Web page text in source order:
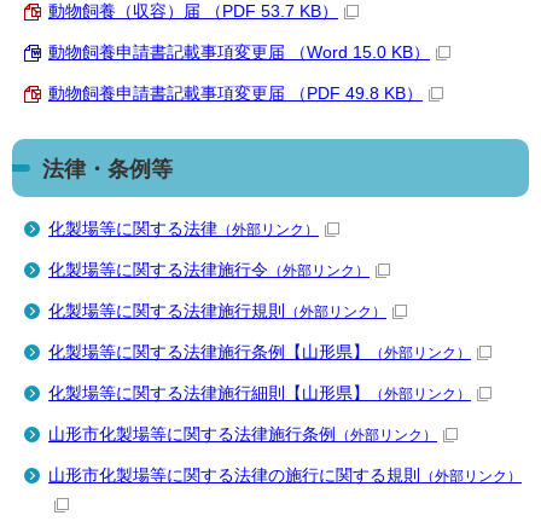
動物飼養（収容）届 （PDF 53.7 KB）
動物飼養申請書記載事項変更届 （Word 15.0 KB）
動物飼養申請書記載事項変更届 （PDF 49.8 KB）
法律・条例等
化製場等に関する法律 （外部リンク）
化製場等に関する法律施行令 （外部リンク）
化製場等に関する法律施行規則 （外部リンク）
化製場等に関する法律施行条例【山形県】 （外部リンク）
化製場等に関する法律施行細則【山形県】 （外部リンク）
山形市化製場等に関する法律施行条例 （外部リンク）
山形市化製場等に関する法律の施行に関する規則 （外部リンク）